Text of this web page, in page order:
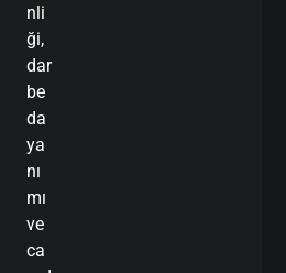
nli
ği,
dar
be
da
ya
nı
mı
ve
ca